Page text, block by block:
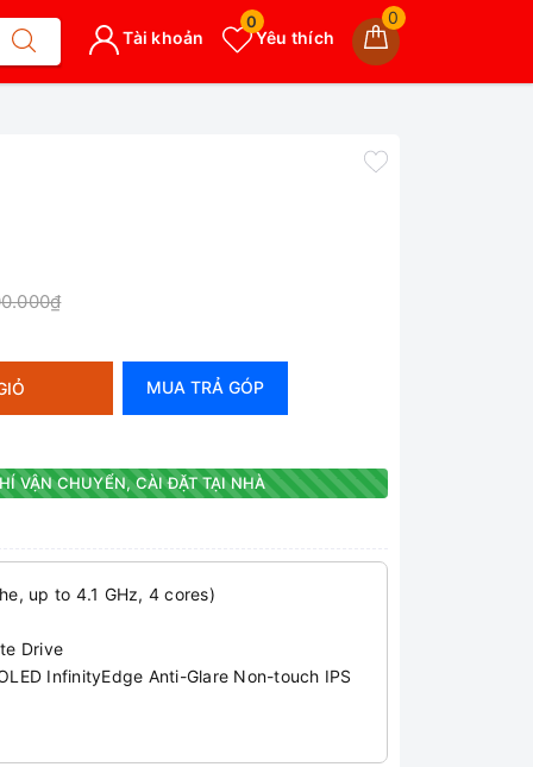
0
Yêu thích
0
Tài khoản
MUA TRẢ GÓP
VẬN CHUYỂN, CÀI ĐẶT TẠI NHÀ
up to 4.1 GHz, 4 cores)
Drive
InfinityEdge Anti-Glare Non-touch IPS